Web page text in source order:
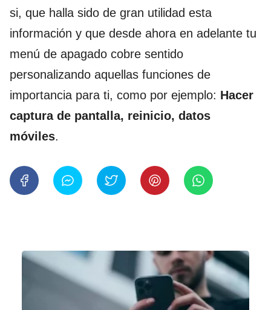
si, que halla sido de gran utilidad esta
información y que desde ahora en adelante tu
menú de apagado cobre sentido
personalizando aquellas funciones de
importancia para ti, como por ejemplo: Hacer
captura de pantalla, reinicio, datos
móviles.